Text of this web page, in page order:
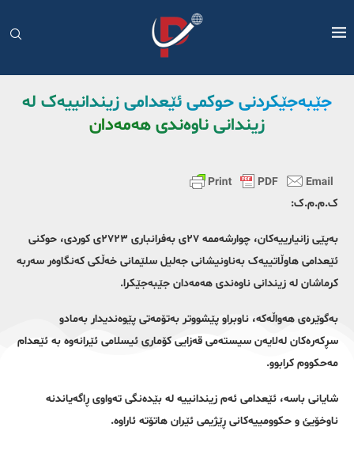
جێبەجێکردنی حوکمی ئێعدامی زیندانییەک لە
زیندانی ناوەندی هەمەدان
ک.م.م.ک:
بەپێی زانیارییەکان، چوارشەممە ٢٧ی بەفرانباری ٢٧٢٣ی کوردی، حوکنی
ئێعدامی هاوڵاتییەک بەناونیشانی جەلیل سلێمانی خەڵکی کەنگاوەر سەربە
کرماشان لە زیندانی ناوەندی هەمەدان جێبەجێکرا.
بەگوێرەی هەواڵەکە، ناوبراو پێشووتر بەتۆمەتی پێوەندیدار بەمادو
سڕکەرەکان لەلایەن سیستەمی قەزایی کۆماری ئیسلامی ئێرانەوە بە ئێعدام
مەحکووم کرابوو.
شایانی باسە، ئێعدامی ئەم زیندانییە لە بێدەنگی تەواوی ڕاگەیاندنە
ناوخۆیئ و حکوومییەکانی ڕێژیمی ئێران هاتۆتە ئاراوە.